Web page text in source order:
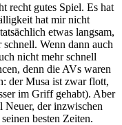
recht gutes Spiel. Es hat
hat mir nicht
etwas langsam,
Wenn dann auch
nicht mehr schnell
denn die AVs waren
der Musa ist zwar flott,
im Griff gehabt). Aber
der inzwischen
besten Zeiten.